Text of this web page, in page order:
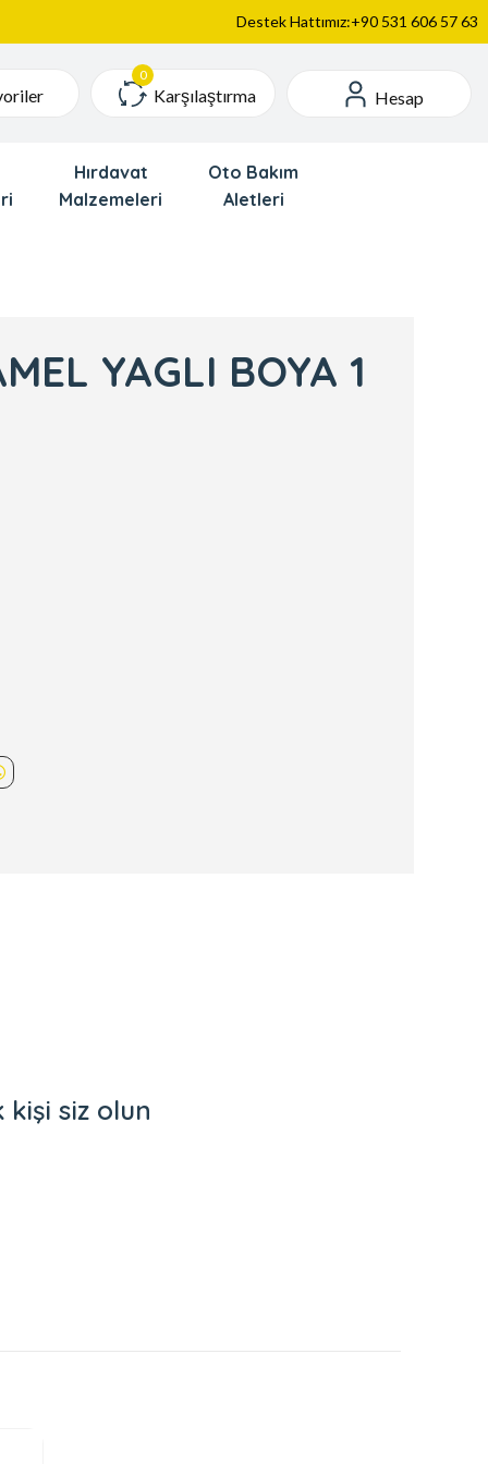
Destek Hattımız:+90 531 606 57 63
Karşılaştırma Hesap
Hırdavat
Malzemeleri
Oto Bakım
Aletleri
YAGLI BOYA 1
kişi siz olun